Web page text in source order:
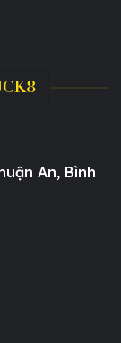
An, Bình